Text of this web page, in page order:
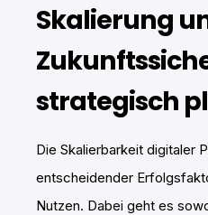
Skalierung
strategisch
Die Skalierbarkeit digitaler
entscheidender
Nutzen. Dabei geht es